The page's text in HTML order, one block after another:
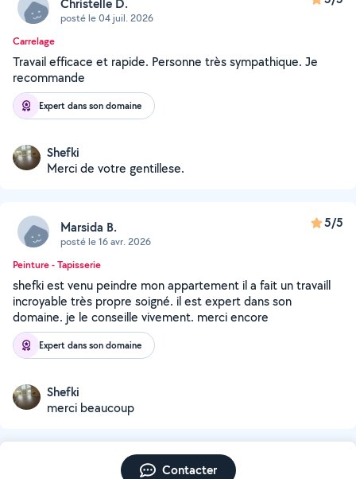
posté le 04 juil. 2026
Carrelage
Travail efficace et rapide. Personne très sympathique. Je
recommande
Expert dans son domaine
Shefki
Merci de votre gentillese.
Marsida B.
posté le 16 avr. 2026
5/5
Peinture - Tapisserie
shefki est venu peindre mon appartement il a fait un travaill
incroyable très propre soigné. il est expert dans son
domaine. je le conseille vivement. merci encore
Expert dans son domaine
Shefki
merci beaucoup
Contacter